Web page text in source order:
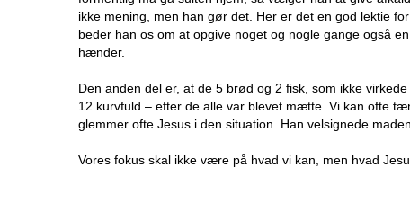
ikke mening, men han gør det. Her er det en god lektie
beder han os om at opgive noget og nogle gange også
hænder.
Den anden del er, at de 5 brød og 2 fisk, som ikke
12 kurvfuld – efter de alle var blevet mætte. Vi kan ofte
glemmer ofte Jesus i den situation. Han velsignede
Vores fokus skal ikke være på hvad vi kan, men hvad